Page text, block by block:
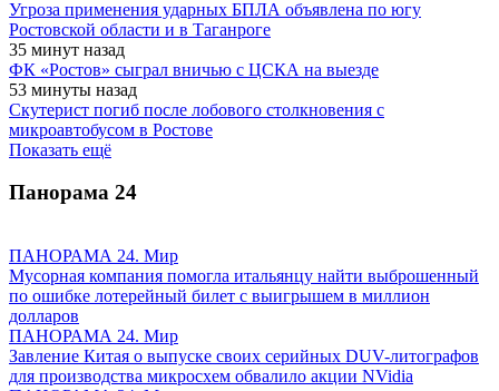
Угроза применения ударных БПЛА объявлена по югу
Ростовской области и в Таганроге
35 минут назад
ФК «Ростов» сыграл вничью с ЦСКА на выезде
53 минуты назад
Скутерист погиб после лобового столкновения с
микроавтобусом в Ростове
Показать ещё
Панорама 24
ПАНОРАМА 24. Мир
Мусорная компания помогла итальянцу найти выброшенный
по ошибке лотерейный билет с выигрышем в миллион
долларов
ПАНОРАМА 24. Мир
Завление Китая о выпуске своих серийных DUV-литографов
для производства микросхем обвалило акции NVidia